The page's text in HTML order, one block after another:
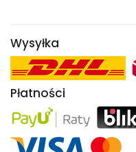
Wysyłka
Płatności